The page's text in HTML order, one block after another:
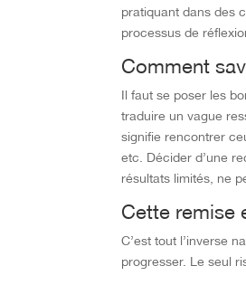
pratiquant dans des
processus de
Comment
Il faut se poser les
traduire un vague
signifie rencontrer
etc. Décider d’une
résultats limités, ne
Cette remise
C’est tout l’inverse
progresser. Le seul